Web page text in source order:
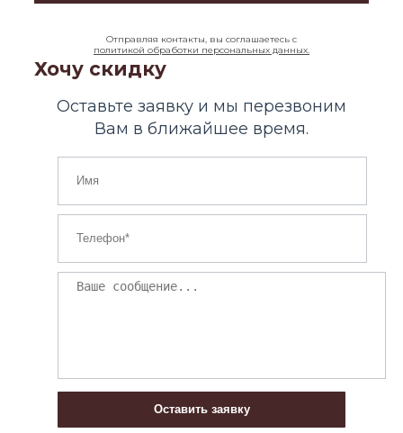
Отправляя контакты, вы соглашаетесь с
политикой обработки персональных данных.
Хочу скидку
Оставьте заявку и мы перезвоним
Вам в ближайшее время.
Оставить заявку